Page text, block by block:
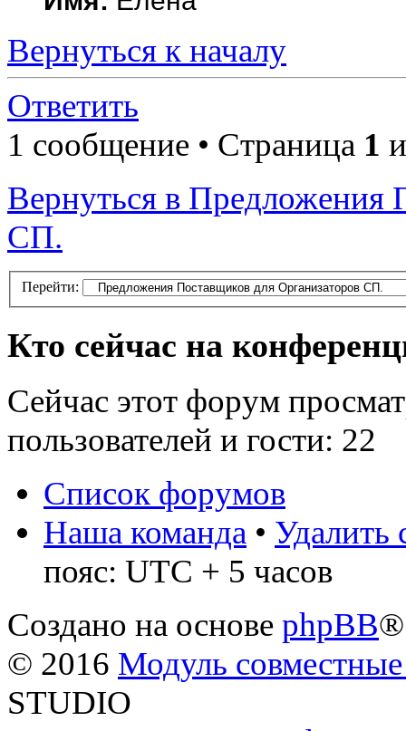
Вернуться к началу
Ответить
1 сообщение • Страница 1
Вернуться в Предложения
СП.
Перейти:
Кто сейчас на
Сейчас этот форум
пользователей и гости: 22
Список форумов
Наша команда • Удалить
пояс: UTC + 5 часов
Создано на основе phpBB®
© 2016 Модуль
STUDIO